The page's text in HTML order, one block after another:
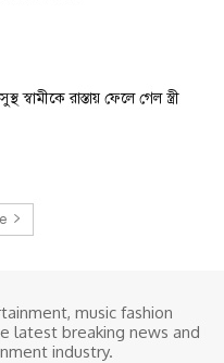
স্বামীকে রাস্তায় ফেলে গেল স্ত্রী
music fashion
latest breaking news and
industry.